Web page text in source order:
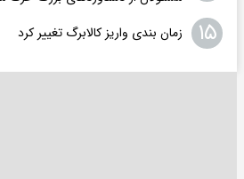
۱۵ زمان بندی واریز کالابرگ تغییر کرد